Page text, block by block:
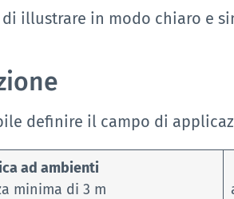
illustrare in modo chiaro e
definire il campo di
ad ambienti
minima di 3 m